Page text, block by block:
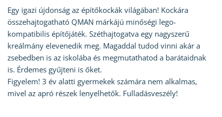
Egy igazi újdonság az építőkockák világában! Kockára
összehajtogatható QMAN márkájú minőségi lego-
kompatibilis építőjáték. Széthajtogatva egy nagyszerű
kreálmány elevenedik meg. Magaddal tudod vinni akár a
zsebedben is az iskolába és megmutathatod a barátaidnak
is. Érdemes gyűjteni is őket.
Figyelem! 3 év alatti gyermekek számára nem alkalmas,
mivel az apró részek lenyelhetők. Fulladásveszély!